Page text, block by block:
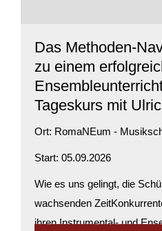
Das Methoden-
zu einem
Tageskurs mit
Ort: RomaNEum -
Start: 05.09.2026
Wie es uns gelingt, die
wachsenden
ihren Instrumental- und